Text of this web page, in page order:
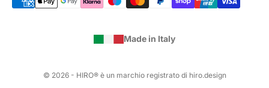
Made in Italy
© 2026 - HIRO® è un marchio registrato di hiro.design